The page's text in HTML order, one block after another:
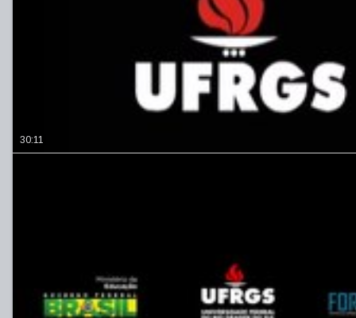
30:11